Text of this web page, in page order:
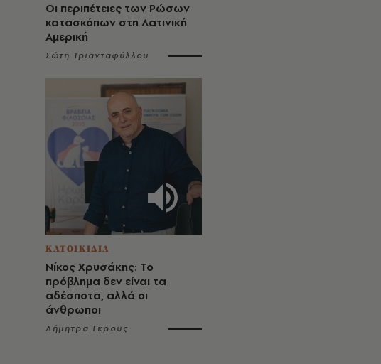
Οι περιπέτειες των Ρώσων
κατασκόπων στη Λατινική
Αμερική
Σώτη Τριανταφύλλου
ΚΑΤΟΙΚΙΔΙΑ
Νίκος Χρυσάκης: Το
πρόβλημα δεν είναι τα
αδέσποτα, αλλά οι
άνθρωποι
Δήμητρα Γκρους